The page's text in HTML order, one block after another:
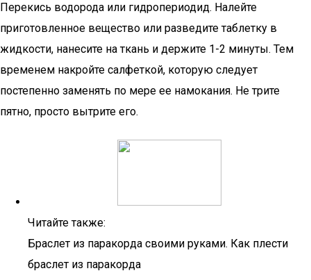
Перекись водорода или гидропериодид. Налейте
приготовленное вещество или разведите таблетку в
жидкости, нанесите на ткань и держите 1-2 минуты. Тем
временем накройте салфеткой, которую следует
постепенно заменять по мере ее намокания. Не трите
пятно, просто вытрите его.
Читайте также:
Браслет из паракорда своими руками. Как плести
браслет из паракорда